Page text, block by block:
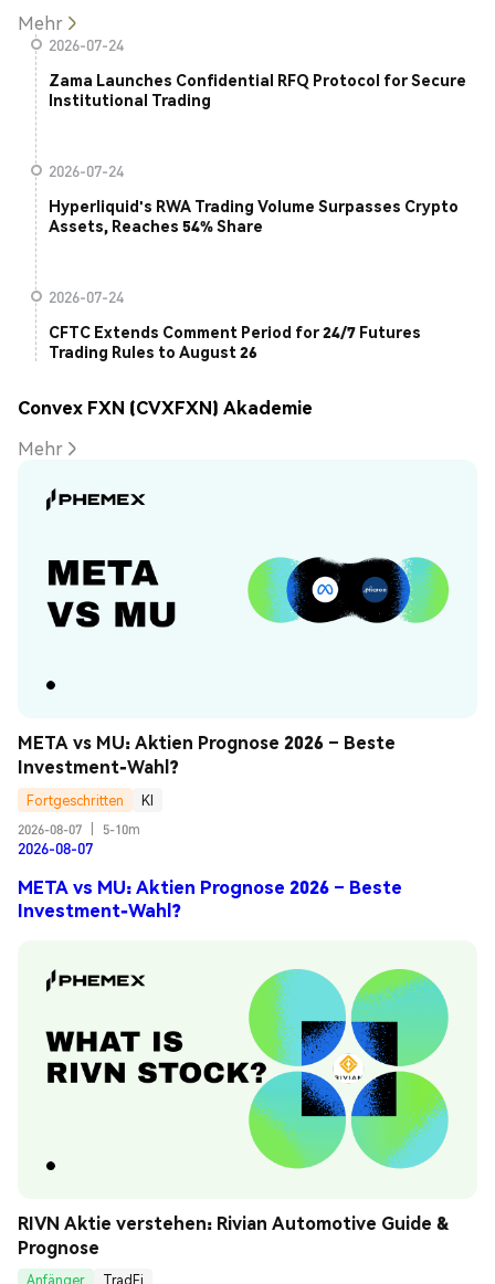
Mehr
2026-07-24
Zama Launches Confidential RFQ Protocol for Secure
Institutional Trading
2026-07-24
Hyperliquid's RWA Trading Volume Surpasses Crypto
Assets, Reaches 54% Share
2026-07-24
CFTC Extends Comment Period for 24/7 Futures
Trading Rules to August 26
Convex FXN (CVXFXN) Akademie
Mehr
META vs MU: Aktien Prognose 2026 – Beste
Investment-Wahl?
Fortgeschritten
KI
2026-08-07
5-10m
2026-08-07
META vs MU: Aktien Prognose 2026 – Beste
Investment-Wahl?
RIVN Aktie verstehen: Rivian Automotive Guide &
Prognose
Anfänger
TradFi